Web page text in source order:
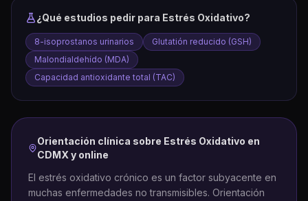
¿Qué estudios pedir para Estrés Oxidativo?
8-isoprostanos urinarios
Glutatión reducido (GSH)
Malondialdehído (MDA)
Capacidad antioxidante total (TAC)
Orientación clínica sobre Estrés Oxidativo en
CDMX y online
El estrés oxidativo crónico es un factor subyacente en
muchas enfermedades no transmisibles. Orientación